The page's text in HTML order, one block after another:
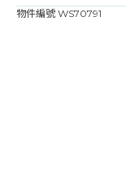
物件編號 WS70791